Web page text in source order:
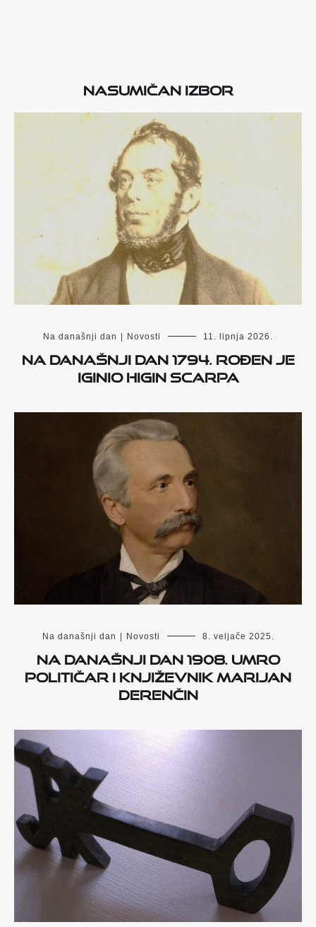
Nasumičan izbor
Na današnji dan Novosti 11. lipnja 2026.
Na današnji dan 1794. rođen je
Iginio Higin Scarpa
Na današnji dan Novosti 8. veljače 2025.
Na današnji dan 1908. umro
političar i književnik Marijan
Derenčin